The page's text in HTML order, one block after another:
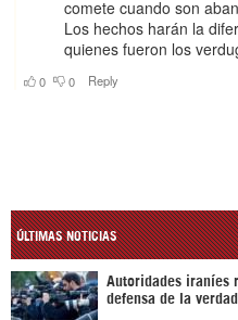
ÚLTIMAS NOTICIAS
Autoridades iraníes
defensa de la verdad